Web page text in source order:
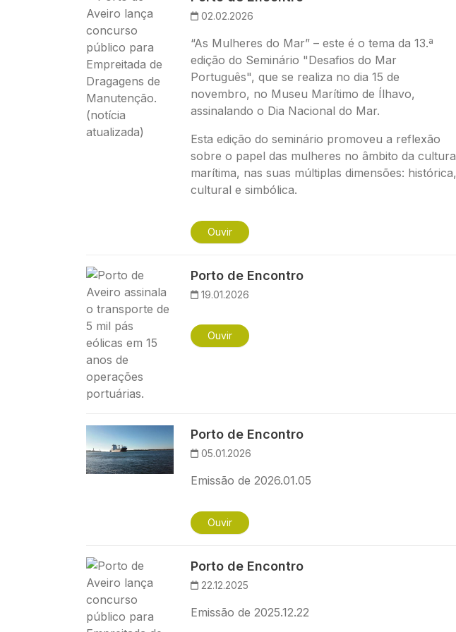
02.02.2026
“As Mulheres do Mar” – este é o tema da 13.ª
edição do Seminário "Desafios do Mar
Português", que se realiza no dia 15 de
novembro, no Museu Marítimo de Ílhavo,
assinalando o Dia Nacional do Mar.
Esta edição do seminário promoveu a reflexão
sobre o papel das mulheres no âmbito da cultura
marítima, nas suas múltiplas dimensões: histórica,
cultural e simbólica.
Ouvir
Imagem Porto de Encontro
19.01.2026
Ouvir
Imagem Porto de Encontro
05.01.2026
Emissão de 2026.01.05
Ouvir
Imagem Porto de Encontro
22.12.2025
Emissão de 2025.12.22